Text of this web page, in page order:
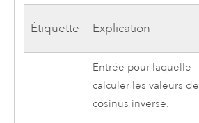
Étiquette Explication
Entrée pour laquelle
calculer les valeurs de
cosinus inverse.